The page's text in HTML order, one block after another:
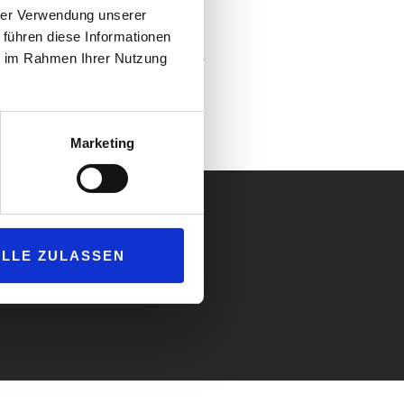
Verwendung unserer
diese Informationen
Rahmen Ihrer Nutzung
Marketing
ZULASSEN
Teams werden in den
Die
wurden, werden in unveränderter